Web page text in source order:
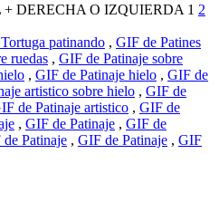
DERECHA O IZQUIERDA 1 2
patinando , GIF de Patines
ruedas , GIF de Patinaje sobre
, GIF de Patinaje hielo , GIF de
artistico sobre hielo , GIF de
de Patinaje artistico , GIF de
, GIF de Patinaje , GIF de
Patinaje , GIF de Patinaje , GIF